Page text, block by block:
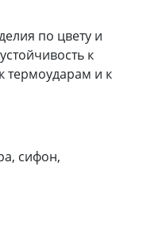
по цвету и
к
термоударам и к
сифон,